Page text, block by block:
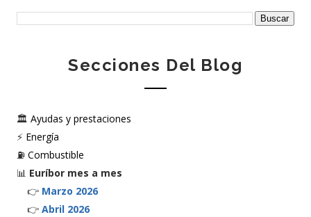
Secciones Del Blog
🏛️ Ayudas y prestaciones
⚡ Energía
⛽ Combustible
📊 Euríbor mes a mes
👉 Marzo 2026
👉 Abril 2026